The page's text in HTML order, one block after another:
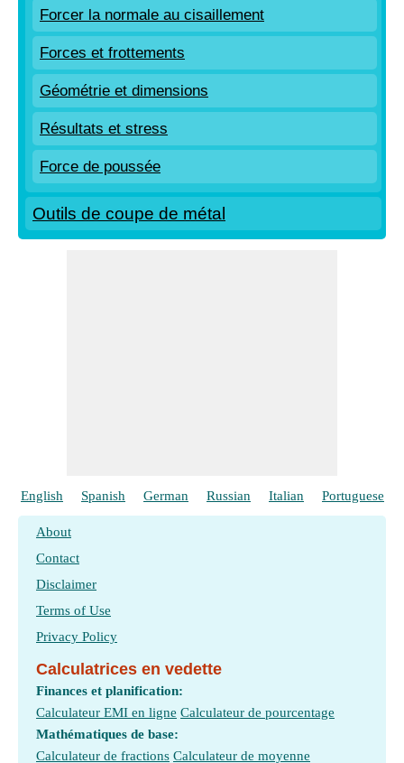
Forcer la normale au cisaillement
Forces et frottements
Géométrie et dimensions
Résultats et stress
Force de poussée
Outils de coupe de métal
English Spanish German Russian Italian Portuguese
About
Contact
Disclaimer
Terms of Use
Privacy Policy
Calculatrices en vedette
Finances et planification:
Calculateur EMI en ligne Calculateur de pourcentage
Mathématiques de base:
Calculateur de fractions Calculateur de moyenne